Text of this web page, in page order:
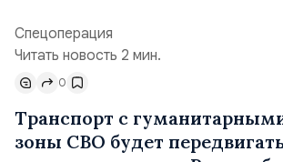
Спецоперация
Читать новость 2 мин.
0
Транспорт с
зоны СВО будет